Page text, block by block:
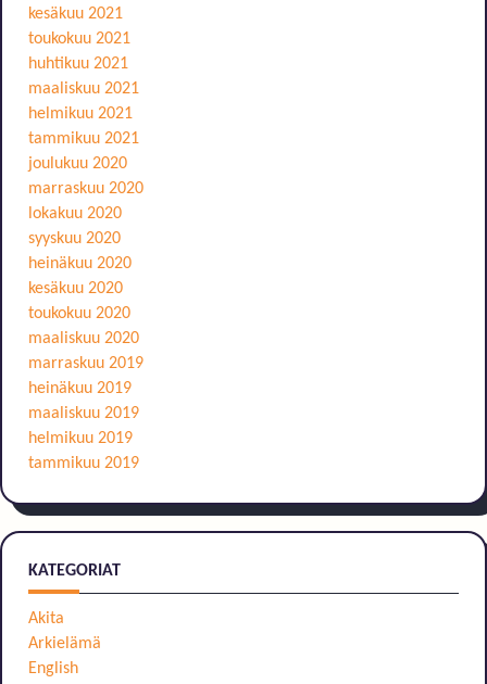
kesäkuu 2021
toukokuu 2021
huhtikuu 2021
maaliskuu 2021
helmikuu 2021
tammikuu 2021
joulukuu 2020
marraskuu 2020
lokakuu 2020
syyskuu 2020
heinäkuu 2020
kesäkuu 2020
toukokuu 2020
maaliskuu 2020
marraskuu 2019
heinäkuu 2019
maaliskuu 2019
helmikuu 2019
tammikuu 2019
KATEGORIAT
Akita
Arkielämä
English